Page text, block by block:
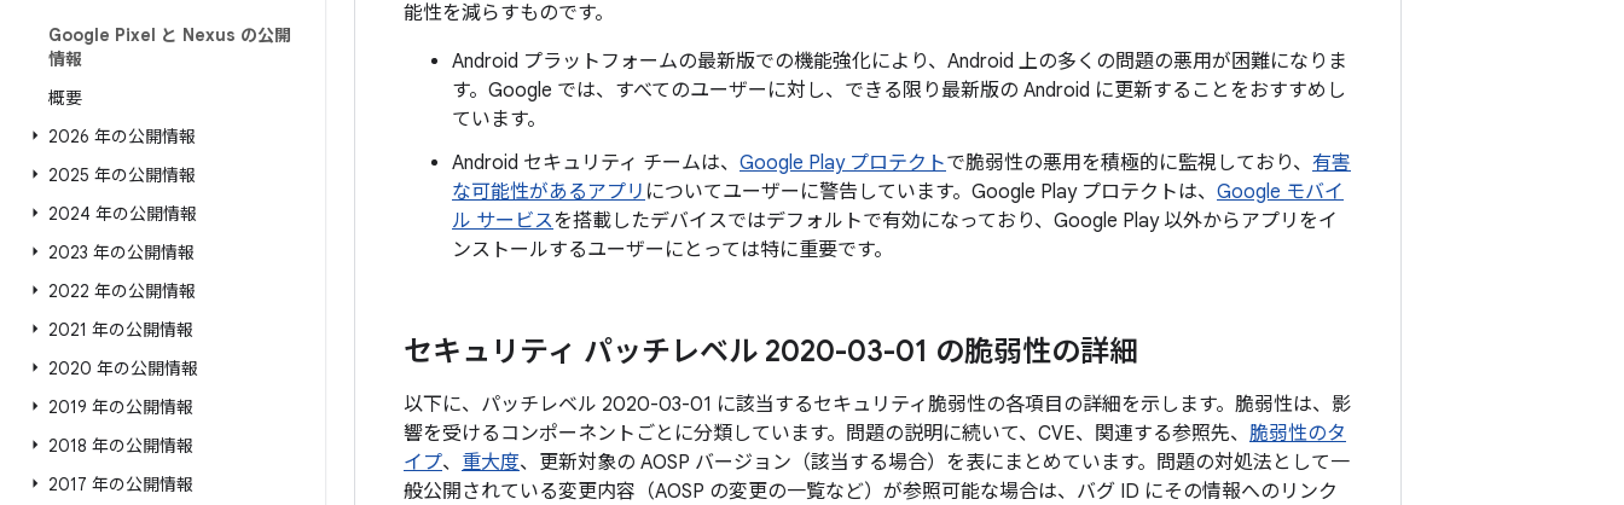
Google Pixel と Nexus の公開
情報
概要
2026 年の公開情報
2025 年の公開情報
2024 年の公開情報
2023 年の公開情報
2022 年の公開情報
2021 年の公開情報
2020 年の公開情報
2019 年の公開情報
2018 年の公開情報
2017 年の公開情報
能性を減らすものです。
Android プラットフォームの最新版での機能強化により、Android 上の多くの問題の悪用が困難になりま
す。Google では、すべてのユーザーに対し、できる限り最新版の Android に更新することをおすすめし
ています。
Android セキュリティ チームは、 Google Play プロテクトで脆弱性の悪用を積極的に監視しており、 有害
な可能性があるアプリ についてユーザーに警告しています。Google Play プロテクトは、 Google モバイ
ル サービスを搭載したデバイスではデフォルトで有効になっており、Google Play 以外からアプリをイ
ンストールするユーザーにとっては特に重要です。
セキュリティ パッチレベル 2020-03-01 の脆弱性の詳細
以下に、パッチレベル 2020-03-01 に該当するセキュリティ脆弱性の各項目の詳細を示します。脆弱性は、影
響を受けるコンポーネントごとに分類しています。問題の説明に続いて、CVE、関連する参照先、 脆弱性のタ
イプ、 重大度、更新対象の AOSP バージョン（該当する場合）を表にまとめています。問題の対処法として一
般公開されている変更内容（AOSP の変更の一覧など）が参照可能な場合は、バグ ID にその情報へのリンク